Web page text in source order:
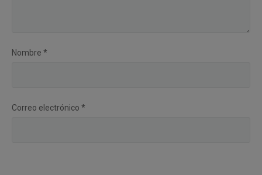
Nombre *
Correo electrónico *